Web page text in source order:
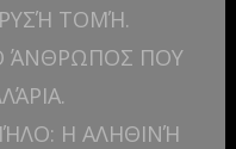
ΤΟΜΉ.
ΆΝΘΡΩΠΟΣ ΠΟΥ
Η ΑΛΗΘΙΝΉ